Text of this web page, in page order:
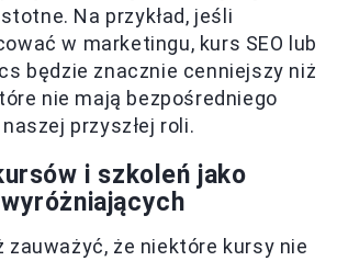
Na przykład, jeśli
w marketingu, kurs SEO lub
będzie znacznie cenniejszy niż
nie mają bezpośredniego
przyszłej roli.
i szkoleń jako
zauważyć, że niektóre kursy nie